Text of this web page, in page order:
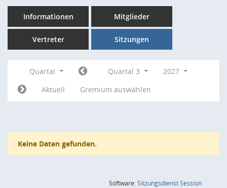
Informationen Mitglieder
Vertreter Sitzungen
Quartal Quartal 3
2027
Aktuell
Gremium auswählen
Keine Daten gefunden.
Software:SitzungsdienstSession(Wird in